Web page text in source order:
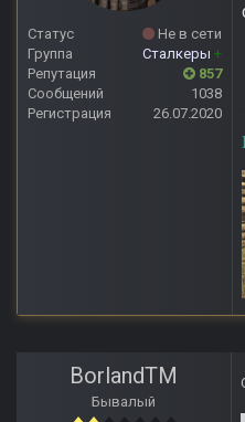
Статус
Не в сети
Группа
Сталкеры +
Репутация
857
Сообщений
1038
Регистрация
26.07.2020
BorlandTM
Бывалый